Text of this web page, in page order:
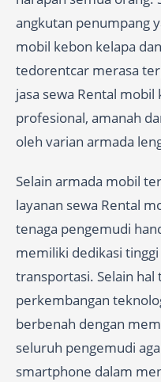
angkutan penumpang
mobil kebon kelapa dan
tedorentcar merasa
jasa sewa Rental
profesional, amanah
oleh varian armada
Selain armada mobil
layanan sewa Rental
tenaga pengemudi
memiliki dedikasi
transportasi. Selain
perkembangan
berbenah dengan
seluruh pengemudi
smartphone dalam